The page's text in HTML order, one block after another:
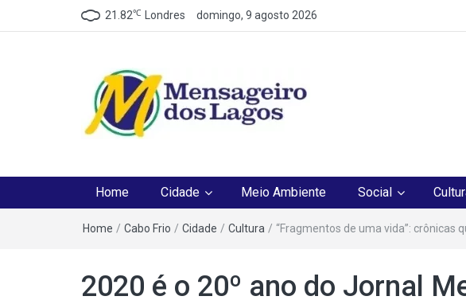
21.82℃ Londres domingo, 9 agosto 2026
Home Cidade Meio Ambiente Social
Home / Cabo Frio / Cidade / Cultura / “Fragmentos de uma vida”:
2020 é o 20º ano do Jornal